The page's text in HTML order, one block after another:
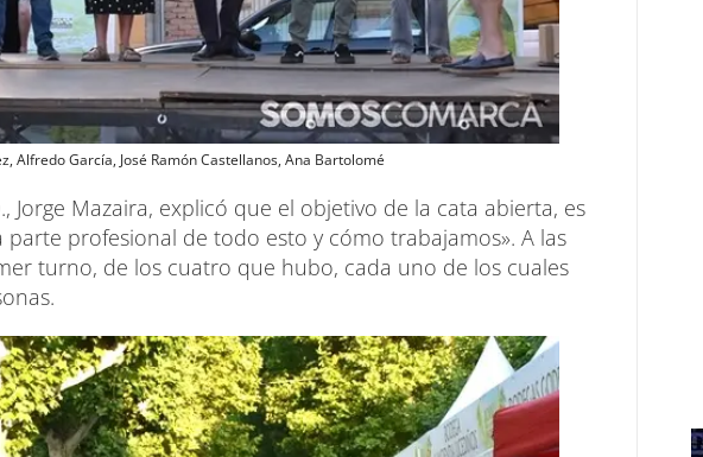
Alfredo García, José Ramón Castellanos, Ana Bartolomé
Jorge Mazaira, explicó que el objetivo de la cata abierta, es
profesional de todo esto y cómo trabajamos». A las
turno, de los cuatro que hubo, cada uno de los cuales